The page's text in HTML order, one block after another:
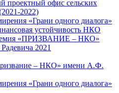
проектный офис сельских
2022)
«Грани одного диалога»
устойчивость НКО
«ПРИЗВАНИЕ – НКО»
2021
– НКО» имени А.Ф.
«Грани одного диалога»